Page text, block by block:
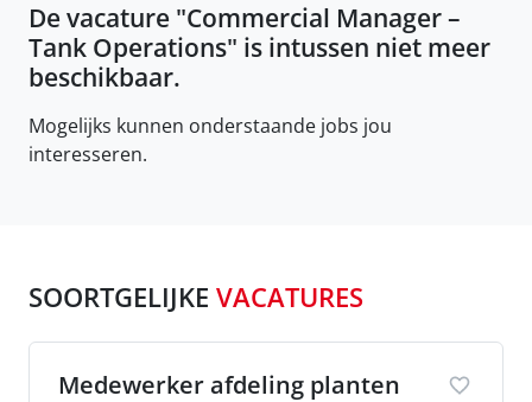
De vacature "Commercial Manager –
Tank Operations" is intussen niet meer
beschikbaar.
Mogelijks kunnen onderstaande jobs jou
interesseren.
SOORTGELIJKE VACATURES
Medewerker afdeling planten